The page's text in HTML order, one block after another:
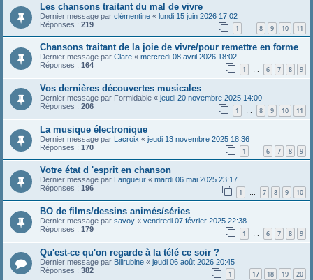
Les chansons traitant du mal de vivre
Dernier message par clémentine « lundi 15 juin 2026 17:02
Réponses : 219 1 8 9 10 11
Chansons traitant de la joie de vivre/pour remettre en forme
Dernier message par Clare « mercredi 08 avril 2026 18:02
Réponses : 164 1 … 6 7 8 9
Vos dernières découvertes musicales
Dernier message par Formidable « jeudi 20 novembre 2025 14:00
Réponses : 206 1 … 8 9 10 11
La musique électronique
Dernier message par Lacroix « jeudi 13 novembre 2025 18:36
Réponses : 170 1 6 7 8 9
Votre état d 'esprit en chanson
Dernier message par Langueur « mardi 06 mai 2025 23:17
Réponses : 196 1 … 7 8 9 10
BO de films/dessins animés/séries
Dernier message par savoy « vendredi 07 février 2025 22:38
Réponses : 179 1 … 6 7 8 9
Qu'est-ce qu'on regarde à la télé ce soir ?
Dernier message par Bilirubine « jeudi 06 août 2026 20:45
Réponses : 382 1 17 18 19 20